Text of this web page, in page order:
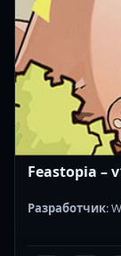
Feastopia –
Разработчик: